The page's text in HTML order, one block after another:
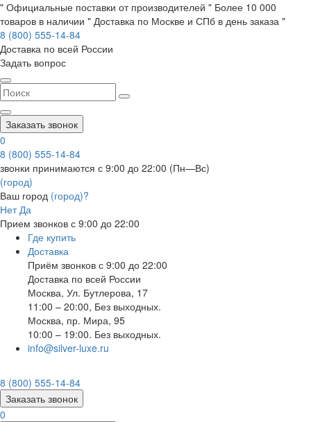
" Официальные поставки от производителей " Более 10 000
товаров в наличии " Доставка по Москве и СПб в день заказа "
8 (800) 555-14-84
Доставка по всей России
Задать вопрос
Заказать звонок
0
8 (800) 555-14-84
звонки принимаются с 9:00 до 22:00 (Пн—Вс)
(город)
Ваш город (город)?
Нет Да
Прием звонков с 9:00 до 22:00
Где купить
Доставка
Приём звонков с 9:00 до 22:00
Доставка по всей России
Москва, Ул. Бутлерова, 17
11:00 – 20:00, Без выходных.
Москва, пр. Мира, 95
10:00 – 19:00. Без выходных.
info@silver-luxe.ru
8 (800) 555-14-84
Заказать звонок
0